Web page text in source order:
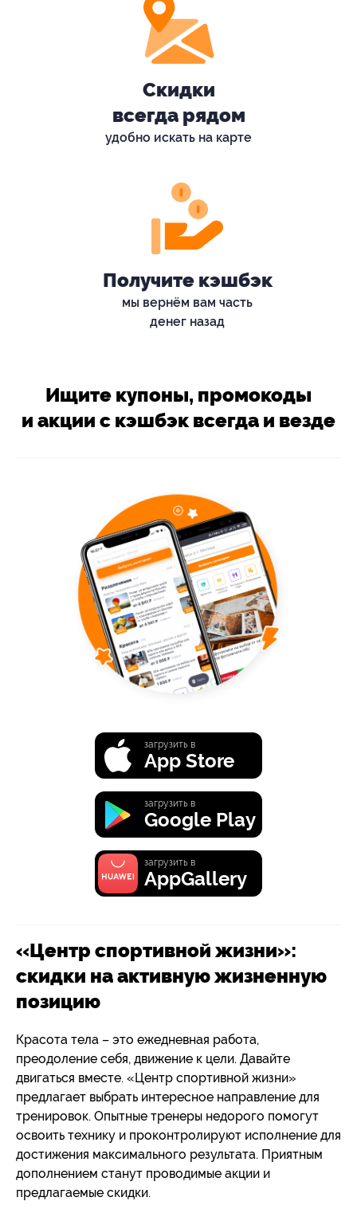
Скидки
всегда рядом
удобно искать на карте
Получите кэшбэк
мы вернём вам часть
денег назад
Ищите купоны, промокоды
и акции с кэшбэк всегда и везде
загрузить в
App Store
загрузить в
Google Play
загрузить в
AppGallery
«Центр спортивной жизни»:
скидки на активную жизненную
позицию
Красота тела – это ежедневная работа,
преодоление себя, движение к цели. Давайте
двигаться вместе. «Центр спортивной жизни»
предлагает выбрать интересное направление для
тренировок. Опытные тренеры недорого помогут
освоить технику и проконтролируют исполнение для
достижения максимального результата. Приятным
дополнением станут проводимые акции и
предлагаемые скидки.